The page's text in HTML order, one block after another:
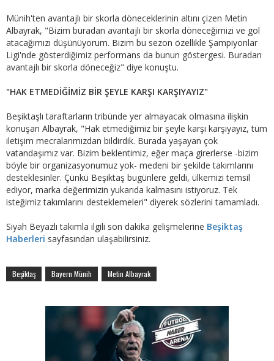
Münih'ten avantajlı bir skorla döneceklerinin altını çizen Metin
Albayrak, "Bizim buradan avantajlı bir skorla döneceğimizi ve gol
atacağımızı düşünüyorum. Bizim bu sezon özellikle Şampiyonlar
Ligi'nde gösterdiğimiz performans da bunun göstergesi. Buradan
avantajlı bir skorla döneceğiz" diye konuştu.
"HAK ETMEDİĞİMİZ BİR ŞEYLE KARŞI KARŞIYAYIZ"
Beşiktaşlı taraftarların tribünde yer almayacak olmasına ilişkin
konuşan Albayrak, "Hak etmediğimiz bir şeyle karşı karşıyayız, tüm
iletişim mecralarımızdan bildirdik. Burada yaşayan çok
vatandaşımız var. Bizim beklentimiz, eğer maça girerlerse -bizim
böyle bir organizasyonumuz yok- medeni bir şekilde takımlarını
desteklesinler. Çünkü Beşiktaş bugünlere geldi, ülkemizi temsil
ediyor, marka değerimizin yukarıda kalmasını istiyoruz. Tek
isteğimiz takımlarını desteklemeleri" diyerek sözlerini tamamladı.
Siyah Beyazlı takımla ilgili son dakika gelişmelerine Beşiktaş
Haberleri sayfasından ulaşabilirsiniz.
Beşiktaş Bayern Münih Metin Albayrak